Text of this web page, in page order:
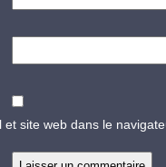
site web dans le